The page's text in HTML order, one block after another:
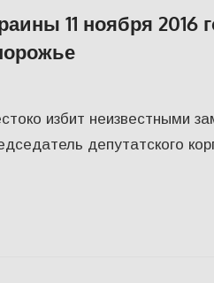
11 ноября 2016
избит неизвестными
депутатского